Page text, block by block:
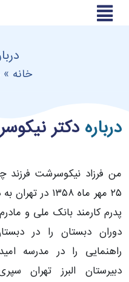
خانه »
درباره دکتر
من فرزاد نیکوسرشت فرزند
۲۵ مهر ماه ۱۳۵۸ در تهران به دنیا آمدم.
پدرم کارمند بانک ملی و
دوران دبستان را در
راهنمایی را در مدرسه